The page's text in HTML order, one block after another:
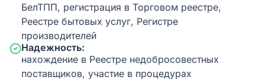
БелТПП, регистрация в Торговом реестре,
Реестре бытовых услуг, Регистре
производителей
Надежность:
нахождение в Реестре недобросовестных
поставщиков, участие в процедурах